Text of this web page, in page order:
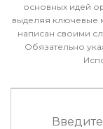
основных идей
выделяя ключевые
написан своими
Обязательно